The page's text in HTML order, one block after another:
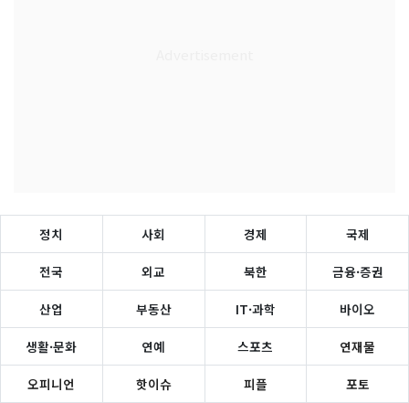
정치 사회 경제 국제
전국 외교 북한 금융·증권
산업 부동산 IT·과학 바이오
생활·문화 연예 스포츠 연재물
오피니언 핫이슈 피플 포토